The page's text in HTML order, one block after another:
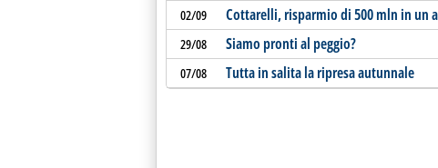
02/09 Cottarelli, risparmio di 500 mln in un
29/08 Siamo pronti al peggio?
07/08 Tutta in salita la ripresa autunnale